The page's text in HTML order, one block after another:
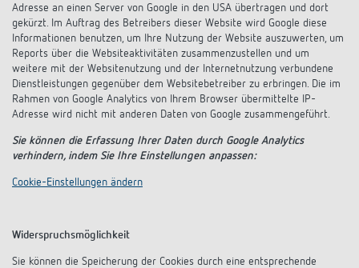
Adresse an einen Server von Google in den USA übertragen und dort
gekürzt. Im Auftrag des Betreibers dieser Website wird Google diese
Informationen benutzen, um Ihre Nutzung der Website auszuwerten, um
Reports über die Websiteaktivitäten zusammenzustellen und um
weitere mit der Websitenutzung und der Internetnutzung verbundene
Dienstleistungen gegenüber dem Websitebetreiber zu erbringen. Die im
Rahmen von Google Analytics von Ihrem Browser übermittelte IP-
Adresse wird nicht mit anderen Daten von Google zusammengeführt.
Sie können die Erfassung Ihrer Daten durch Google Analytics
verhindern, indem Sie Ihre Einstellungen anpassen:
Cookie-Einstellungen ändern
Widerspruchsmöglichkeit
Sie können die Speicherung der Cookies durch eine entsprechende